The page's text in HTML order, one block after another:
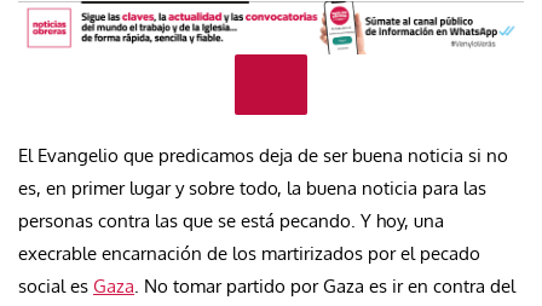
El Evangelio que predicamos deja de ser buena noticia si no
es, en primer lugar y sobre todo, la buena noticia para las
personas contra las que se está pecando. Y hoy, una
execrable encarnación de los martirizados por el pecado
social es Gaza. No tomar partido por Gaza es ir en contra del